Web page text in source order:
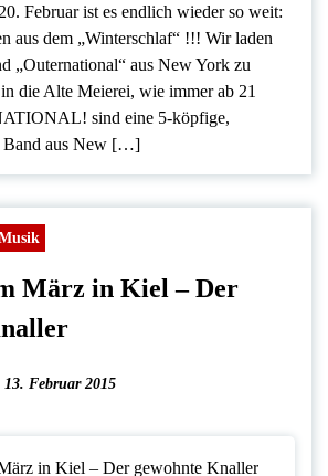
Februar ist es endlich wieder so weit:
aus dem „Winterschlaf“ !!! Wir laden
„Outernational“ aus New York zu
die Alte Meierei, wie immer ab 21
sind eine 5-köpfige,
Band aus New […]
März in Kiel – Der
13. Februar 2015